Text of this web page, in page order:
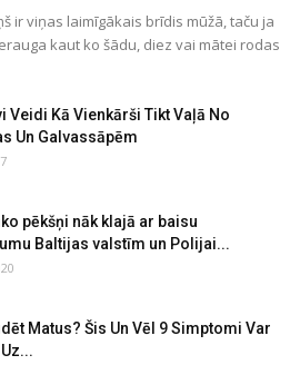
ir viņas laimīgākais brīdis mūžā, taču ja
kaut ko šādu, diez vai mātei rodas
Veidi Kā Vienkārši Tikt Vaļā No
Un Galvassāpēm
pēkšņi nāk klajā ar baisu
Baltijas valstīm un Polijai...
Matus? Šis Un Vēl 9 Simptomi Var